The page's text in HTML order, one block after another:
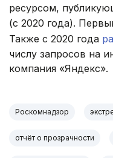
ресурсом,
(с 2020 года).
Также с 2020 года
числу запросов на
компания «Яндекс».
Роскомнадзор
отчёт о прозрачности